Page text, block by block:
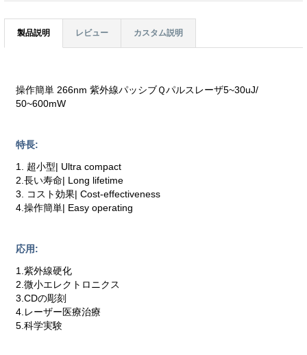
製品説明 レビュー カスタム説明
操作簡単 266nm 紫外線パッシブＱパルスレーザ5~30uJ/
50~600mW
特長:
1. 超小型| Ultra compact
2.長い寿命| Long lifetime
3. コスト効果| Cost-effectiveness
4.操作簡単| Easy operating
応用:
1.紫外線硬化
2.微小エレクトロニクス
3.CDの彫刻
4.レーザー医療治療
5.科学実験